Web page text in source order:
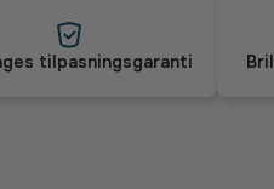
tilpasningsgaranti